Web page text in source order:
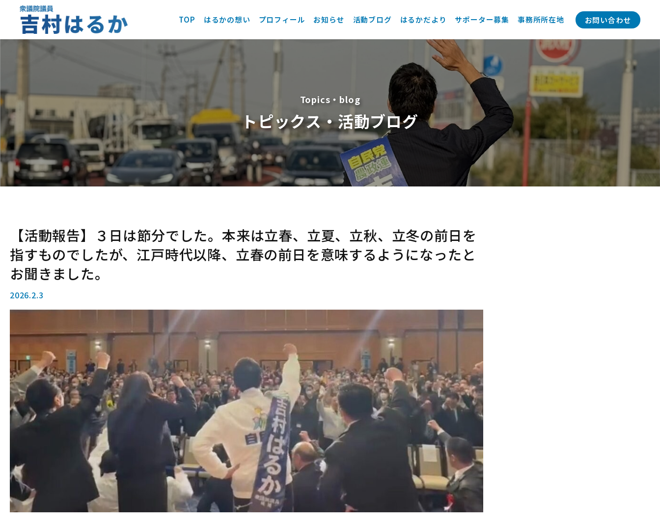
TOP はるかの想い プロフィール お知らせ 活動ブログ はるかだより サポーター募集 事務所所在地 お問い合わせ
Topics・blog
トピックス・活動ブログ
【活動報告】３日は節分でした。本来は立春、立夏、立秋、立冬の前日を
指すものでしたが、江戸時代以降、立春の前日を意味するようになったと
お聞きました。
2026.2.3